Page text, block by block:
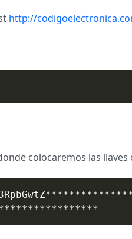
http://
colocaremos las llaves